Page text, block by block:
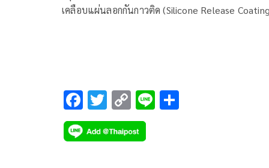
เคลือบแผ่นลอกกันกาวติด (Silicone Release
Release Liner Seminar 2025 ณ กรุงเทพมหานคร
F
ac
e
T
wi
tt
C
o
p
Li